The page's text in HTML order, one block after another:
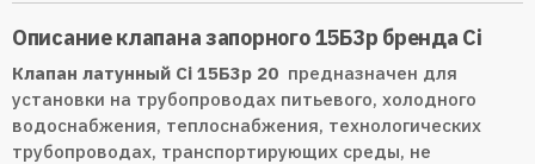
Описание клапана запорного 15Б3р бренда Ci
Клапан латунный Ci 15Б3р 20 предназначен для
установки на трубопроводах питьевого, холодного
водоснабжения, теплоснабжения, технологических
трубопроводах, транспортирующих среды, не